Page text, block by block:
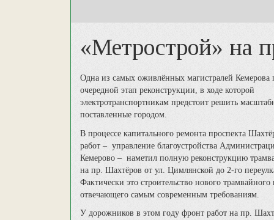
«Метрострой» на
Одна из самых оживлённых магистралей Кемерова
очередной этап реконструкции, в ходе которой
электротранспортникам предстоит решить
поставленные городом.
В процессе капитального ремонта проспекта
работ – управление благоустройства
Кемерово – наметил полную реконструкцию
на пр. Шахтёров от ул. Цимлянской до 2-го
Фактически это строительство нового трамвайного
отвечающего самым современным требованиям.
У дорожников в этом году фронт работ на пр.